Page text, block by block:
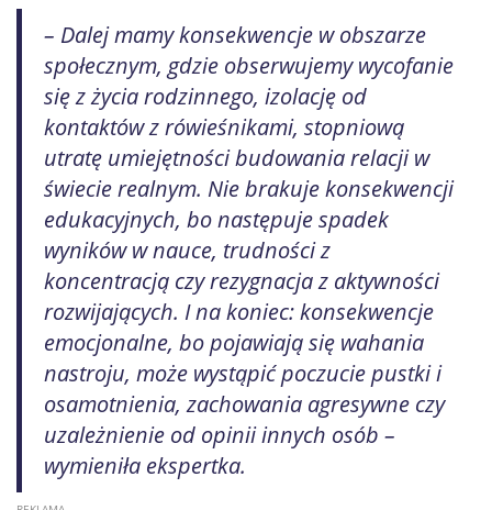
– Dalej mamy konsekwencje w obszarze
społecznym, gdzie obserwujemy wycofanie
się z życia rodzinnego, izolację od
kontaktów z rówieśnikami, stopniową
utratę umiejętności budowania relacji w
świecie realnym. Nie brakuje konsekwencji
edukacyjnych, bo następuje spadek
wyników w nauce, trudności z
koncentracją czy rezygnacja z aktywności
rozwijających. I na koniec: konsekwencje
emocjonalne, bo pojawiają się wahania
nastroju, może wystąpić poczucie pustki i
osamotnienia, zachowania agresywne czy
uzależnienie od opinii innych osób –
wymieniła ekspertka.